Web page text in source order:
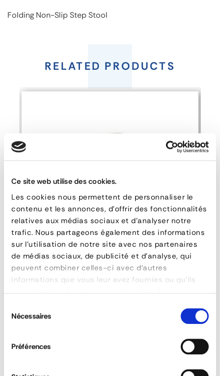
Ce site web utilise des cookies.
Les cookies nous permettent de personnaliser le
contenu et les annonces, d'offrir des fonctionnalités
relatives aux médias sociaux et d'analyser notre
trafic. Nous partageons également des informations
sur l'utilisation de notre site avec nos partenaires
de médias sociaux, de publicité et d'analyse, qui
peuvent combiner celles-ci avec d'autres
informations que vous leur avez fournies ou qu'ils
duNécessaires
Préférences
Folding Non-Slip Step Stool
ASK FOR A QUOTE
RELATED PRODUCTS
Embedded Non-Slip Step Stools
QUESTIONS & ANSWERS
Are there different heights for stepladders